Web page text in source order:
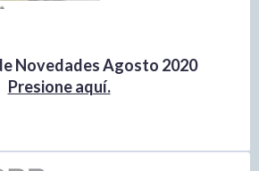
Novedades Agosto 2020
Presione aquí.